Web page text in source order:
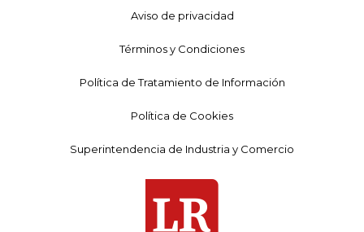
Aviso de privacidad
Términos y Condiciones
Política de Tratamiento de Información
Política de Cookies
Superintendencia de Industria y Comercio